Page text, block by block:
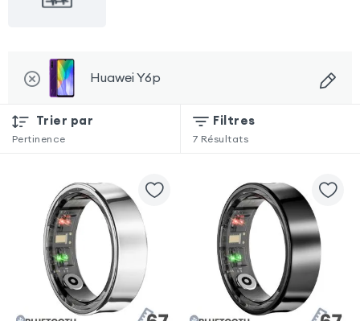
Huawei Y6p
Trier par
Pertinence
Filtres
7 Résultats